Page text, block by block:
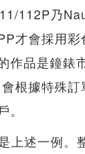
112P乃
才會採用
作品是鐘錶
根據特殊訂
上述一例。